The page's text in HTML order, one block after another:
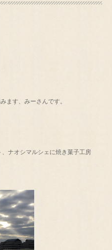
ます、みーさんです。
ナオシマルシェに焼き菓子工房